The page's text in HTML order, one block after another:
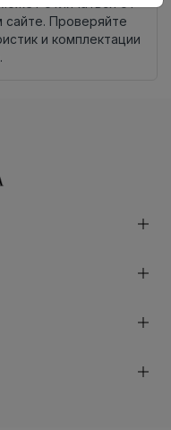
сайте. Проверяйте
и комплектации